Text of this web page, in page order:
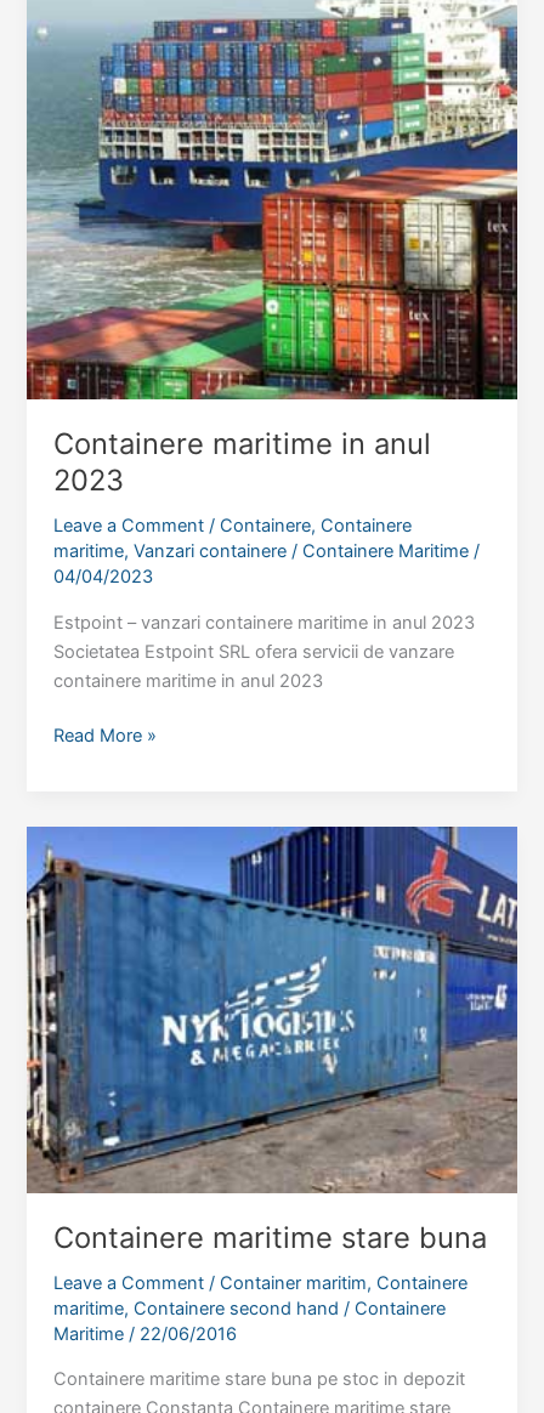
Containere maritime in anul
2023
Leave a Comment / Containere, Containere
maritime,Vanzari containere / Containere Maritime/
04/04/2023
Estpoint – vanzari containere maritime in anul 2023
Societatea Estpoint SRL ofera servicii de vanzare
containere maritime in anul 2023
Containere
anul
2023
Read More »
Containere maritime stare buna
Leave a Comment / Container maritim, Containere
maritime, Containere second hand / Containere
Maritime/ 22/06/2016
Containere maritime stare buna pe stoc in depozit
containere Constanta Containere maritime stare